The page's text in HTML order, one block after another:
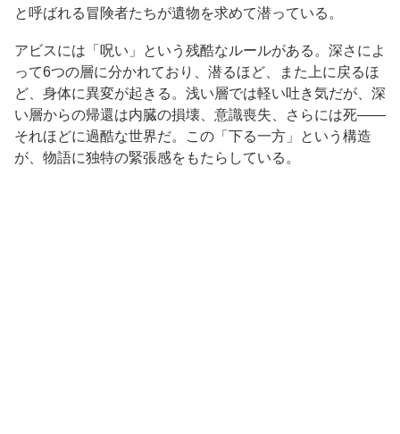
と呼ばれる冒険者たちが遺物を求めて潜っている。
アビスには「呪い」という残酷なルールがある。深さによ
って6つの層に分かれており、潜るほど、また上に戻るほ
ど、身体に異変が起きる。浅い層では軽い吐き気だが、深
い層からの帰還は内臓の損壊、意識喪失、さらには死——
それほどに過酷な世界だ。この「下る一方」という構造
が、物語に独特の緊張感をもたらしている。